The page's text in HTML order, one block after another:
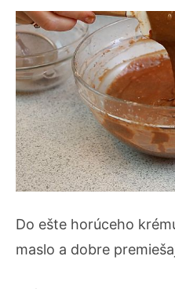
Do ešte horúceho
maslo a dobre